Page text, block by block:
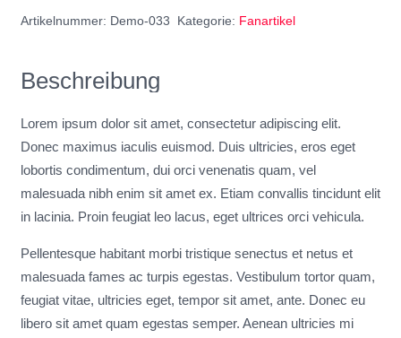
Artikelnummer: Demo-033 Kategorie: Fanartikel
Beschreibung
Lorem ipsum dolor sit amet, consectetur adipiscing elit.
Donec maximus iaculis euismod. Duis ultricies, eros eget
lobortis condimentum, dui orci venenatis quam, vel
malesuada nibh enim sit amet ex. Etiam convallis tincidunt elit
in lacinia. Proin feugiat leo lacus, eget ultrices orci vehicula.
Pellentesque habitant morbi tristique senectus et netus et
malesuada fames ac turpis egestas. Vestibulum tortor quam,
feugiat vitae, ultricies eget, tempor sit amet, ante. Donec eu
libero sit amet quam egestas semper. Aenean ultricies mi